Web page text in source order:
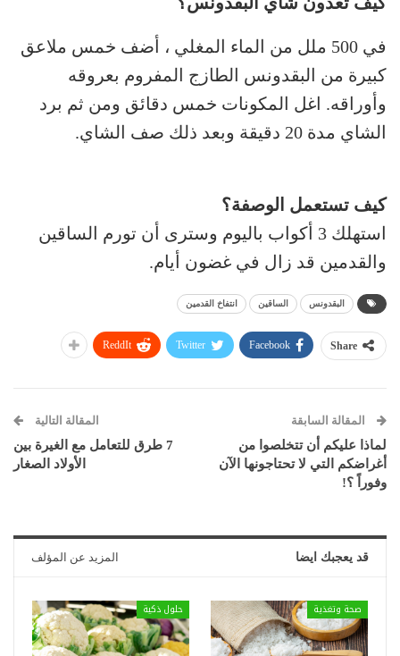
في 500 ملل من الماء المغلي ، أضف خمس ملاعق
كبيرة من البقدونس الطازج المفروم بعروقه
وأوراقه. اغل المكونات خمس دقائق ومن ثم برد
الشاي مدة 20 دقيقة وبعد ذلك صف الشاي.
كيف تستعمل الوصفة؟
استهلك 3 أكواب باليوم وسترى أن تورم الساقين
والقدمين قد زال في غضون أيام.
البقدونس الساقين انتفاخ القدمين
Share
Facebook
Twitter
ReddIt
المقالة السابقة
لماذا عليكم أن تتخلصوا من
أغراضكم التي لا تحتاجونها الآن
وفوراً ؟!
المقالة التالية
7 طرق للتعامل مع الغيرة بين
الأولاد الصغار
قد يعجبك ايضا المزيد عن المؤلف
صحة وتغذية حلول ذكية